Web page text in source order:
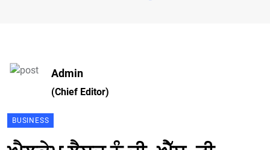
Admin
(Chief Editor)
BUSINESS